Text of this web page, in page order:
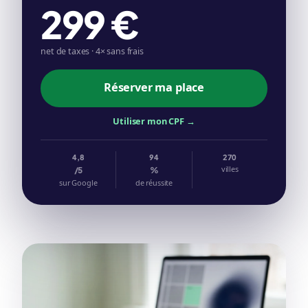
299 €
net de taxes · 4× sans frais
Réserver ma place
Utiliser mon CPF →
4,8
/5
sur Google
94
%
de réussite
270
villes